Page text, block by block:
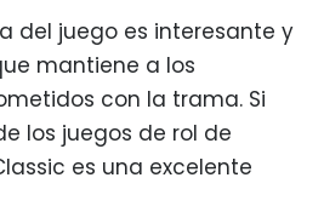
del juego es interesante y
mantiene a los
con la trama. Si
los juegos de rol de
es una excelente